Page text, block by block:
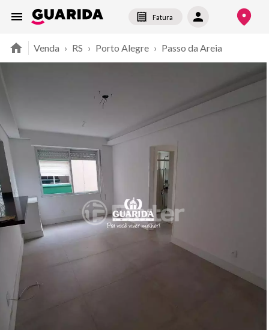
Fatura
Venda › RS › Porto Alegre › Passo da Areia